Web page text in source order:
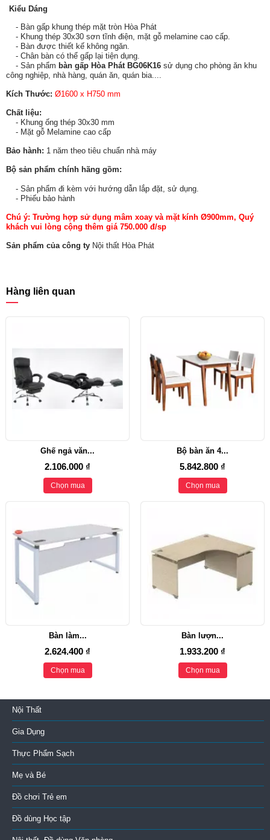
Kiểu Dáng
- Bàn gấp khung thép mặt tròn Hòa Phát
- Khung thép 30x30 sơn tĩnh điện, mặt gỗ melamine cao cấp.
- Bàn được thiết kế không ngăn.
- Chân bàn có thể gấp lại tiện dụng.
- Sản phẩm bàn gấp Hòa Phát BG06K16 sử dụng cho phòng ăn khu
công nghiệp, nhà hàng, quán ăn, quán bia....
Kích Thước: Ø1600 x H750 mm
Chất liệu:
- Khung ống thép 30x30 mm
- Mặt gỗ Melamine cao cấp
Bảo hành: 1 năm theo tiêu chuẩn nhà máy
Bộ sản phẩm chính hãng gồm:
- Sản phẩm đi kèm với hướng dẫn lắp đặt, sử dụng.
- Phiếu bảo hành
Chú ý: Trường hợp sử dụng mâm xoay và mặt kính Ø900mm, Quý
khách vui lòng cộng thêm giá 750.000 đ/sp
Sản phẩm của công ty Nội thất Hòa Phát
Hàng liên quan
Ghế ngả văn...
2.106.000 ₫
Chọn mua
Bộ bàn ăn 4...
5.842.800 ₫
Chọn mua
Bàn làm...
2.624.400 ₫
Chọn mua
Bàn lượn...
1.933.200 ₫
Chọn mua
Nội Thất
Gia Dụng
Thực Phẩm Sạch
Mẹ và Bé
Đồ chơi Trẻ em
Đồ dùng Học tập